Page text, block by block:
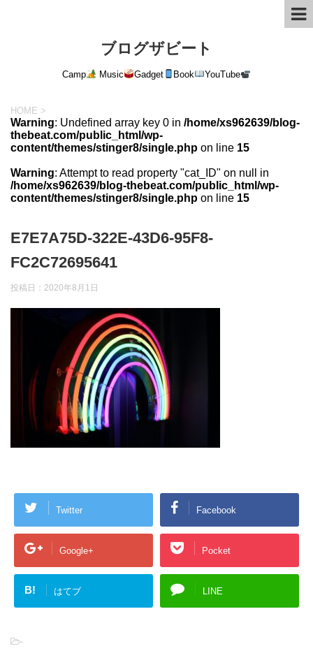
ブログザビート
Camp Music Gadget Book YouTube
HOME >
Warning: Undefined array key 0 in /home/xs962639/blog-
thebeat.com/public_html/wp-
content/themes/stinger8/single.php on line 15
Warning: Attempt to read property "cat_ID" on null in
/home/xs962639/blog-thebeat.com/public_html/wp-
content/themes/stinger8/single.php on line 15
E7E7A75D-322E-43D6-95F8-
FC2C72695641
投稿日： 2020年8月1日
Twitter Facebook
Google+ Pocket
B! はてブ LINE
-